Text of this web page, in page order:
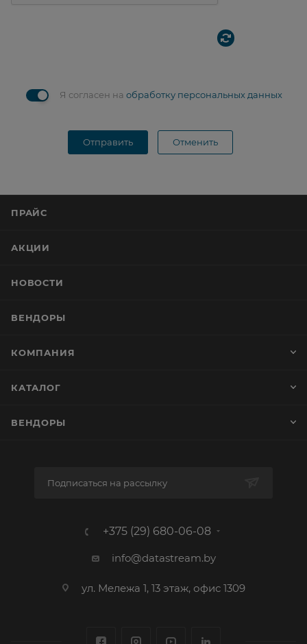
Я согласен на обработку персональных данных
Отправить Отменить
ПРАЙС
АКЦИИ
НОВОСТИ
ВЕНДОРЫ
КОМПАНИЯ
КАТАЛОГ
ВЕНДОРЫ
Подписаться на рассылку
+375 (29) 680-06-08
info@datastream.by
ул. Мележа 1, 13 этаж, офис 1309